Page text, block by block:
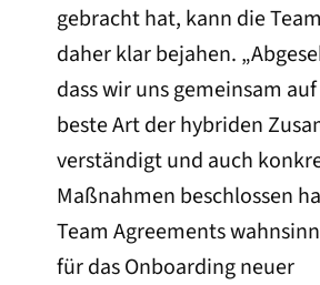
gebracht hat, kann die
daher klar bejahen.
dass wir uns gemeinsam
beste Art der hybriden
verständigt und auch
Maßnahmen beschlossen
Team Agreements
für das Onboarding neuer